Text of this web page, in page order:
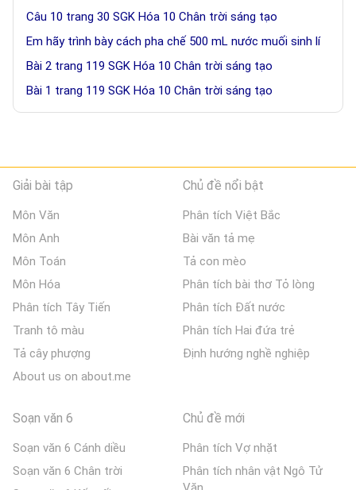
Câu 10 trang 30 SGK Hóa 10 Chân trời sáng tạo
Em hãy trình bày cách pha chế 500 mL nước muối sinh lí
Bài 2 trang 119 SGK Hóa 10 Chân trời sáng tạo
Bài 1 trang 119 SGK Hóa 10 Chân trời sáng tạo
Giải bài tập
Môn Văn
Môn Anh
Môn Toán
Môn Hóa
Phân tích Tây Tiến
Tranh tô màu
Tả cây phượng
About us on about.me
Chủ đề nổi bật
Phân tích Việt Bắc
Bài văn tả mẹ
Tả con mèo
Phân tích bài thơ Tỏ lòng
Phân tích Đất nước
Phân tích Hai đứa trẻ
Định hướng nghề nghiệp
Soạn văn 6
Soạn văn 6 Cánh diều
Soạn văn 6 Chân trời
Chủ đề mới
Phân tích Vợ nhặt
Phân tích nhân vật Ngô Tử